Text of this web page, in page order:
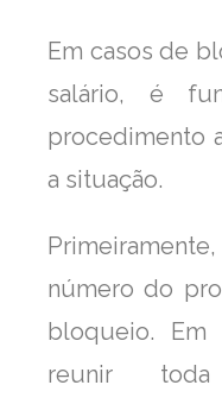
Em casos de
salário, é
procedimento
a situação.
número do
bloqueio. Em
reunir